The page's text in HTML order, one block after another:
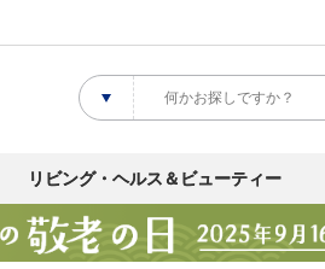
リビング・ヘルス＆ビューティー